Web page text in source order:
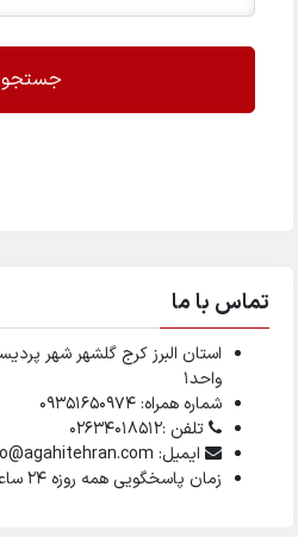
جستجو
تماس با ما
واحد1
شماره همراه: 09351650974
تلفن :02634018512
ایمیل: info@agahitehran.com
زمان پاسخگویی همه روزه 24 ساعته